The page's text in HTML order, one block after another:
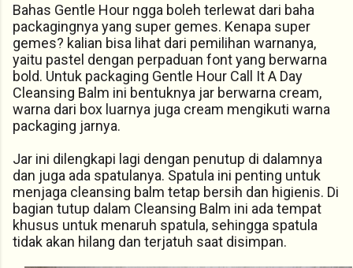
Bahas Gentle Hour ngga boleh terlewat dari baha
packagingnya yang super gemes. Kenapa super
gemes? kalian bisa lihat dari pemilihan warnanya,
yaitu pastel dengan perpaduan font yang berwarna
bold. Untuk packaging Gentle Hour Call It A Day
Cleansing Balm ini bentuknya jar berwarna cream,
warna dari box luarnya juga cream mengikuti warna
packaging jarnya.
Jar ini dilengkapi lagi dengan penutup di dalamnya
dan juga ada spatulanya. Spatula ini penting untuk
menjaga cleansing balm tetap bersih dan higienis. Di
bagian tutup dalam Cleansing Balm ini ada tempat
khusus untuk menaruh spatula, sehingga spatula
tidak akan hilang dan terjatuh saat disimpan.